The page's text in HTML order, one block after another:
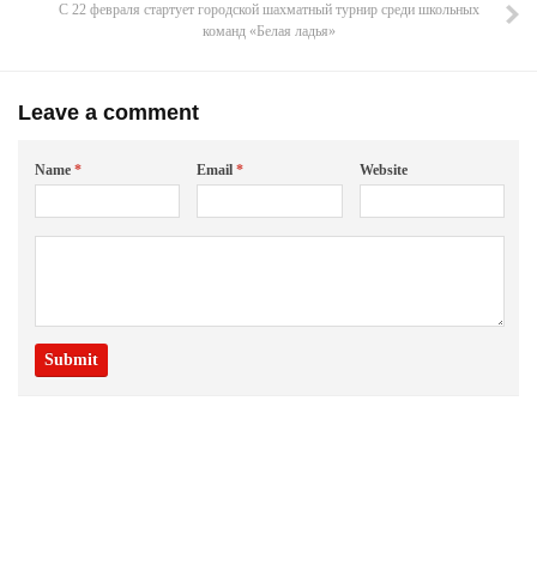
С 22 февраля стартует городской шахматный турнир среди школьных
команд «Белая ладья»
Leave a comment
Name * Email* Website